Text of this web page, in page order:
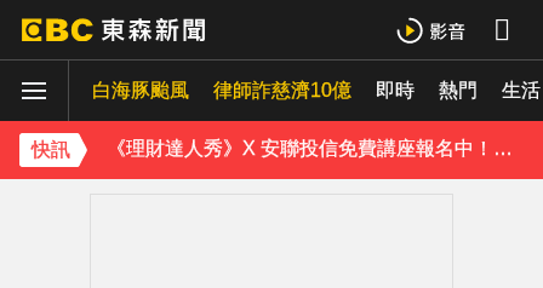
白海豚颱風 律師詐慈濟10億 即時 熱門 生活
快訊
白海豚颱風逼近 氣象署：本島發陸警機率低
《理財達人秀》X 安聯投信免費講座報名中！搶先卡位 2027
下載東森App，隨時掌握天下大小事！